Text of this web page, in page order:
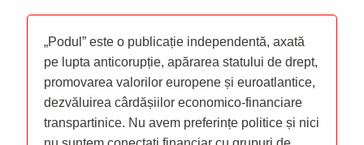
„Podul” este o publicație independentă, axată
pe lupta anticorupție, apărarea statului de drept,
promovarea valorilor europene și euroatlantice,
dezvăluirea cârdășiilor economico-financiare
transpartinice. Nu avem preferințe politice și nici